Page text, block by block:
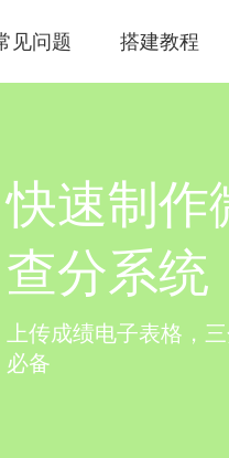
见问题 搭建教程
快速制作
查分系统
上传成绩电子表格，
必备